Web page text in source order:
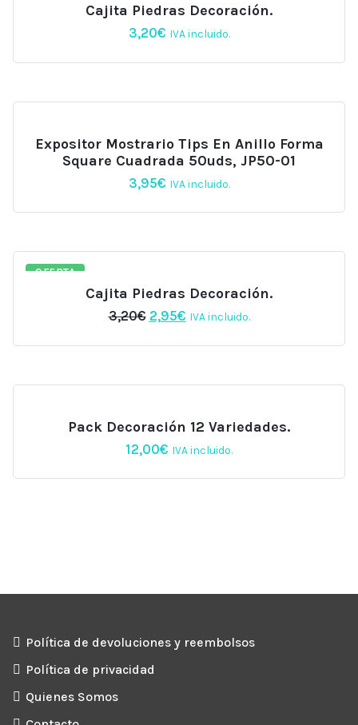
Cajita Piedras Decoración.
3,20€ IVA incluido.
Expositor Mostrario Tips En Anillo Forma
Square Cuadrada 50uds, JP50-01
3,95€ IVA incluido.
OFERTA
Cajita Piedras Decoración.
3,20€ El
original
2,95€El
actual
IVA incluido.
Pack Decoración 12 Variedades.
12,00€ IVA incluido.
Política de devoluciones y reembolsos
Política de privacidad
Quienes Somos